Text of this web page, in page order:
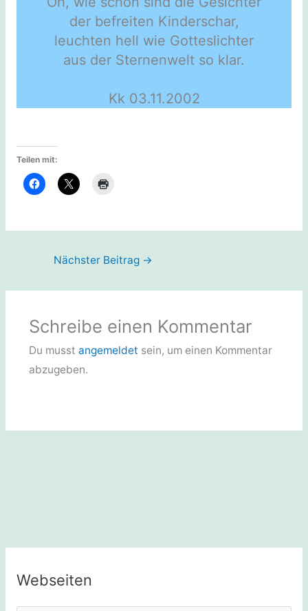
der befreiten Kinderschar,
leuchten hell wie Gotteslichter
aus der Sternenwelt so klar.
Kk 03.11.2002
Teilen mit:
Nächster Beitrag →
Schreibe einen Kommentar
Du musst angemeldet sein, um einen Kommentar
abzugeben.
Webseiten